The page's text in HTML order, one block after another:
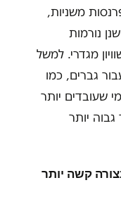
משניות,
נורמות
מגדרי. למשל
גברים, כמו
שעובדים יותר
גבוה יותר
קשה יותר